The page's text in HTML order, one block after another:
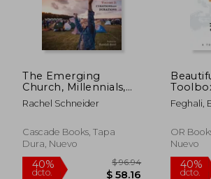
The Emerging
Church, Millennials,
and Religion: Volume
2 (en Inglés)
Rachel Schneider
Cascade Books, Tapa
Dura, Nuevo
Feghali,
OR
Nuevo